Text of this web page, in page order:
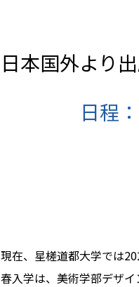
日本国外より
日程
現在、星槎道都大学では
春入学は、美術学部デザイ